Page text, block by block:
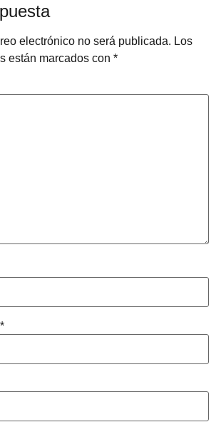
electrónico no será publicada. Los
están marcados con *
*